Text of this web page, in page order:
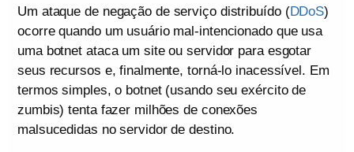
Um ataque de negação de serviço distribuído (DDoS)
ocorre quando um usuário mal-intencionado que usa
uma botnet ataca um site ou servidor para esgotar
seus recursos e, finalmente, torná-lo inacessível. Em
termos simples, o botnet (usando seu exército de
zumbis) tenta fazer milhões de conexões
malsucedidas no servidor de destino.